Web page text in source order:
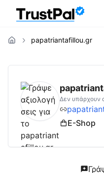
papatriantafillou.gr
Δεν υπάρχουν
E-Shop